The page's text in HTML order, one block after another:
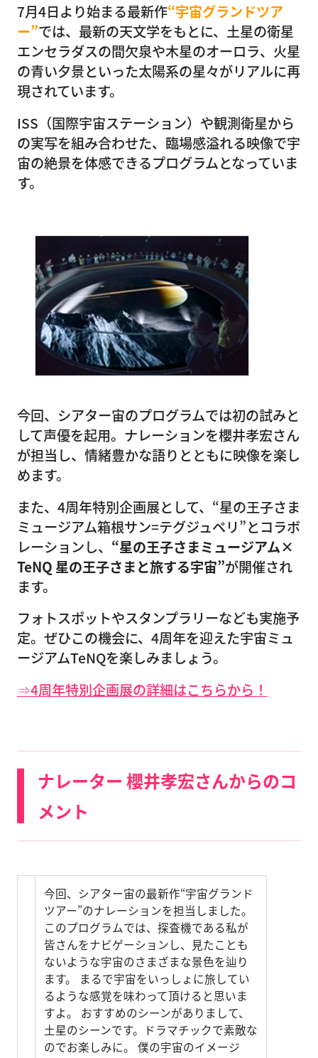
7月4日より始まる最新作“宇宙グランドツア
ー”では、最新の天文学をもとに、土星の衛星
エンセラダスの間欠泉や木星のオーロラ、火星
の青い夕景といった太陽系の星々がリアルに再
現されています。
ISS（国際宇宙ステーション）や観測衛星から
の実写を組み合わせた、臨場感溢れる映像で宇
宙の絶景を体感できるプログラムとなっていま
す。
今回、シアター宙のプログラムでは初の試みと
して声優を起用。ナレーションを櫻井孝宏さん
が担当し、情緒豊かな語りとともに映像を楽し
めます。
また、4周年特別企画展として、“星の王子さま
ミュージアム箱根サン=テグジュペリ”とコラボ
レーションし、 “星の王子さまミュージアム×
TeNQ 星の王子さまと旅する宇宙”が開催され
ます。
フォトスポットやスタンプラリーなども実施予
定。ぜひこの機会に、4周年を迎えた宇宙ミュ
ージアムTeNQを楽しみましょう。
⇒4周年特別企画展の詳細はこちらから！
ナレーター 櫻井孝宏さんからのコ
メント
今回、シアター宙の最新作“宇宙グランド
ツアー”のナレーションを担当しました。
このプログラムでは、探査機である私が
皆さんをナビゲーションし、見たことも
ないような宇宙のさまざまな景色を辿り
ます。 まるで宇宙をいっしょに旅してい
るような感覚を味わって頂けると思いま
すよ。 おすすめのシーンがありまして、
土星のシーンです。ドラマチックで素敵な
のでお楽しみに。 僕の宇宙のイメージ